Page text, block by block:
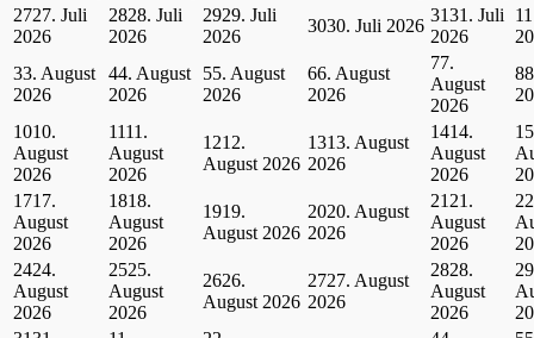
2727. Juli
2026
2828. Juli
2026
2929. Juli
2026
3030. Juli 2026
3131. Juli
2026
1
33. August
2026
44. August
2026
55. August
2026
66. August
2026
77.
August
2026
8
1010.
August
2026
1111.
August
2026
1212.
August 2026
1313. August
2026
1414.
August
2026
15
1717.
August
2026
1818.
August
2026
1919.
August 2026
2020. August
2026
21 21.
August
2026
22
2424.
August
2026
2525.
August
2026
2626.
August 2026
2727. August
2026
2828.
August
2026
29